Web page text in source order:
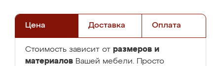
Цена Доставка Оплата
Стоимость зависит от размеров и
материалов Вашей мебели. Просто